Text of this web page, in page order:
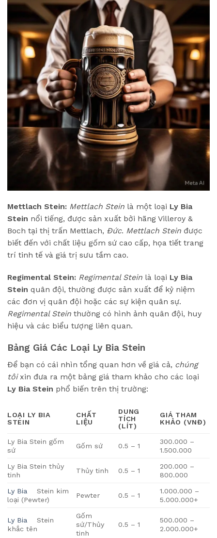
Mettlach Stein: Mettlach Stein là một loại Ly Bia
Stein nổi tiếng, được sản xuất bởi hãng Villeroy &
Boch tại thị trấn Mettlach, Đức. Mettlach Stein được
biết đến với chất liệu gốm sứ cao cấp, họa tiết trang
trí tinh tế và giá trị sưu tầm cao.
Regimental Stein: Regimental Stein là loại Ly Bia
Stein quân đội, thường được sản xuất để kỷ niệm
các đơn vị quân đội hoặc các sự kiện quân sự.
Regimental Stein thường có hình ảnh quân đội, huy
hiệu và các biểu tượng liên quan.
Bảng Giá Các Loại Ly Bia Stein
Để bạn có cái nhìn tổng quan hơn về giá cả, chúng
tôixin đưa ra một bảng giá tham khảo cho các loại
Ly Bia Stein phổ biến trên thị trường:
LOẠI LY BIA
STEIN
CHẤT
LIỆU
DUNG
TÍCH
(LÍT)
GIÁ THAM
KHẢO (VNĐ)
Ly Bia Stein gốm
sứ
Gốm sứ 0.5 – 1
300.000 –
1.500.000
Ly Bia Stein thủy
tinh
Thủy tinh 0.5 – 1
200.000 –
800.000
Ly Bia
Stein kim
loại (Pewter)
Pewter 0.5 – 1
1.000.000 –
5.000.000+
Ly Bia
Stein
khắc tên
Gốm
sứ/Thủy
tinh
0.5 – 1
500.000 –
2.000.000+